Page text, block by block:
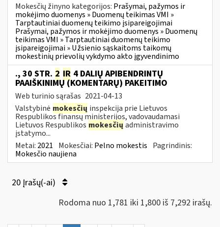
Mokesčių žinyno kategorijos: Prašymai, pažymos ir
mokėjimo duomenys » Duomenų teikimas VMI »
Tarptautiniai duomenų teikimo įsipareigojimai
Prašymai, pažymos ir mokėjimo duomenys » Duomenų
teikimas VMI » Tarptautiniai duomenų teikimo
įsipareigojimai » Užsienio sąskaitoms taikomų
mokestinių prievolių vykdymo akto įgyvendinimo
., 30 STR. 2 IR 4 DALIŲ APIBENDRINTŲ
PAAIŠKINIMŲ (KOMENTARŲ) PAKEITIMO
Web turinio sąrašas 2021-04-13
Valstybinė mokesčių inspekcija prie Lietuvos
Respublikos finansų ministerijos, vadovaudamasi
Lietuvos Respublikos mokesčių administravimo
įstatymo...
Metai: 2021 Mokesčiai: Pelno mokestis Pagrindinis:
Mokesčio naujiena
20 Įrašų(-ai)
Rodoma nuo 1,781 iki 1,800 iš 7,292 irašų.